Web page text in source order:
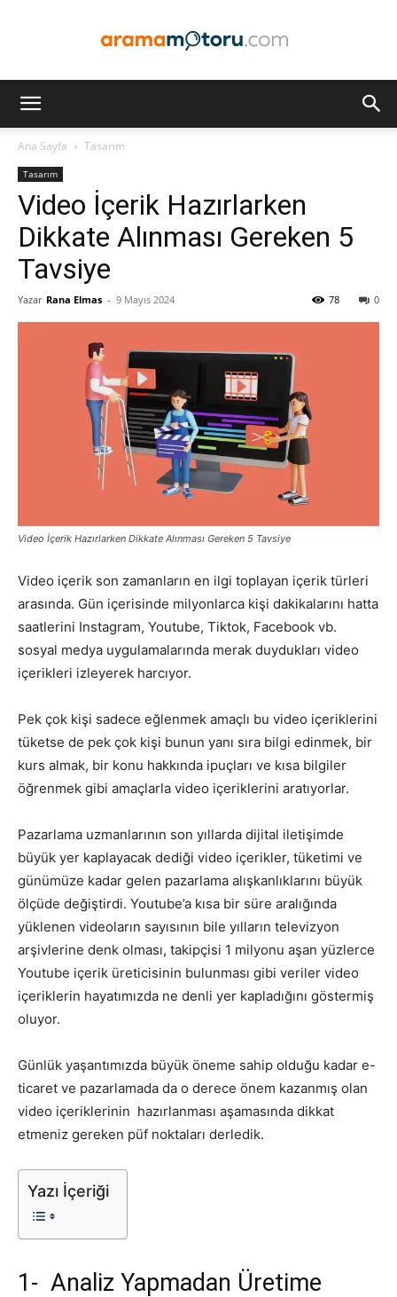
ve
Pazarlaması
SEO,
ASO,
Tasarım,
UI/UX
Ana Sayfa Tasarım
Tasarım
Video İçerik Hazırlarken
Dikkate Alınması Gereken 5
Tavsiye
Yazar Rana Elmas - 9 Mayıs 2024 0
78
Video İçerik Hazırlarken Dikkate Alınması Gereken 5 Tavsiye
Video içerik son zamanların en ilgi toplayan içerik türleri
arasında. Gün içerisinde milyonlarca kişi dakikalarını hatta
saatlerini Instagram, Youtube, Tiktok, Facebook vb.
sosyal medya uygulamalarında merak duydukları video
içerikleri izleyerek harcıyor.
Pek çok kişi sadece eğlenmek amaçlı bu video içeriklerini
tüketse de pek çok kişi bunun yanı sıra bilgi edinmek, bir
kurs almak, bir konu hakkında ipuçları ve kısa bilgiler
öğrenmek gibi amaçlarla video içeriklerini aratıyorlar.
Pazarlama uzmanlarının son yıllarda dijital iletişimde
büyük yer kaplayacak dediği video içerikler, tüketimi ve
günümüze kadar gelen pazarlama alışkanlıklarını büyük
ölçüde değiştirdi. Youtube’a kısa bir süre aralığında
yüklenen videoların sayısının bile yılların televizyon
arşivlerine denk olması, takipçisi 1 milyonu aşan yüzlerce
Youtube içerik üreticisinin bulunması gibi veriler video
içeriklerin hayatımızda ne denli yer kapladığını göstermiş
oluyor.
Günlük yaşantımızda büyük öneme sahip olduğu kadar e-
ticaret ve pazarlamada da o derece önem kazanmış olan
video içeriklerinin hazırlanması aşamasında dikkat
etmeniz gereken püf noktaları derledik.
Yazı İçeriği
1- Analiz Yapmadan Üretime